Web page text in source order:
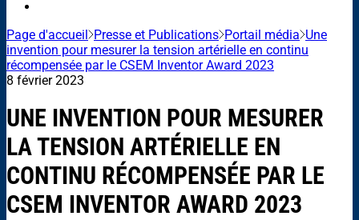
Page d'accueil Presse et Publications Portail média Une
invention pour mesurer la tension artérielle en continu
récompensée par le CSEM Inventor Award 2023
8 février 2023
UNE INVENTION POUR MESURER
LA TENSION ARTÉRIELLE EN
CONTINU RÉCOMPENSÉE PAR LE
CSEM INVENTOR AWARD 2023